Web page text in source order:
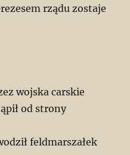
rządu zostaje
wojska carskie
od strony
feldmarszałek